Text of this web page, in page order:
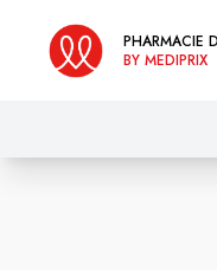
PHARMACIE
BY MEDIPRIX